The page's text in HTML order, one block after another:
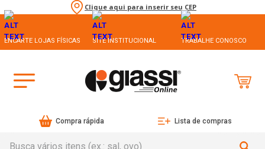
Clique aqui para inserir seu CEP
ENCARTE LOJAS FÍSICAS SITE INSTITUCIONAL TRABALHE CONOSCO
Compra rápida Lista de compras